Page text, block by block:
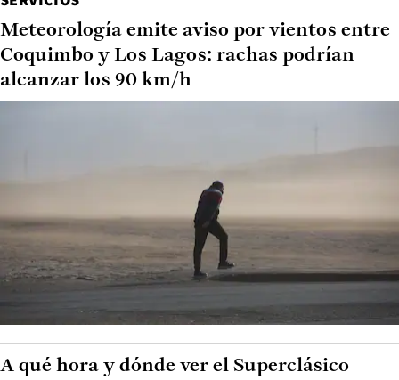
Meteorología emite aviso por vientos entre
Coquimbo y Los Lagos: rachas podrían
alcanzar los 90 km/h
A qué hora y dónde ver el Superclásico